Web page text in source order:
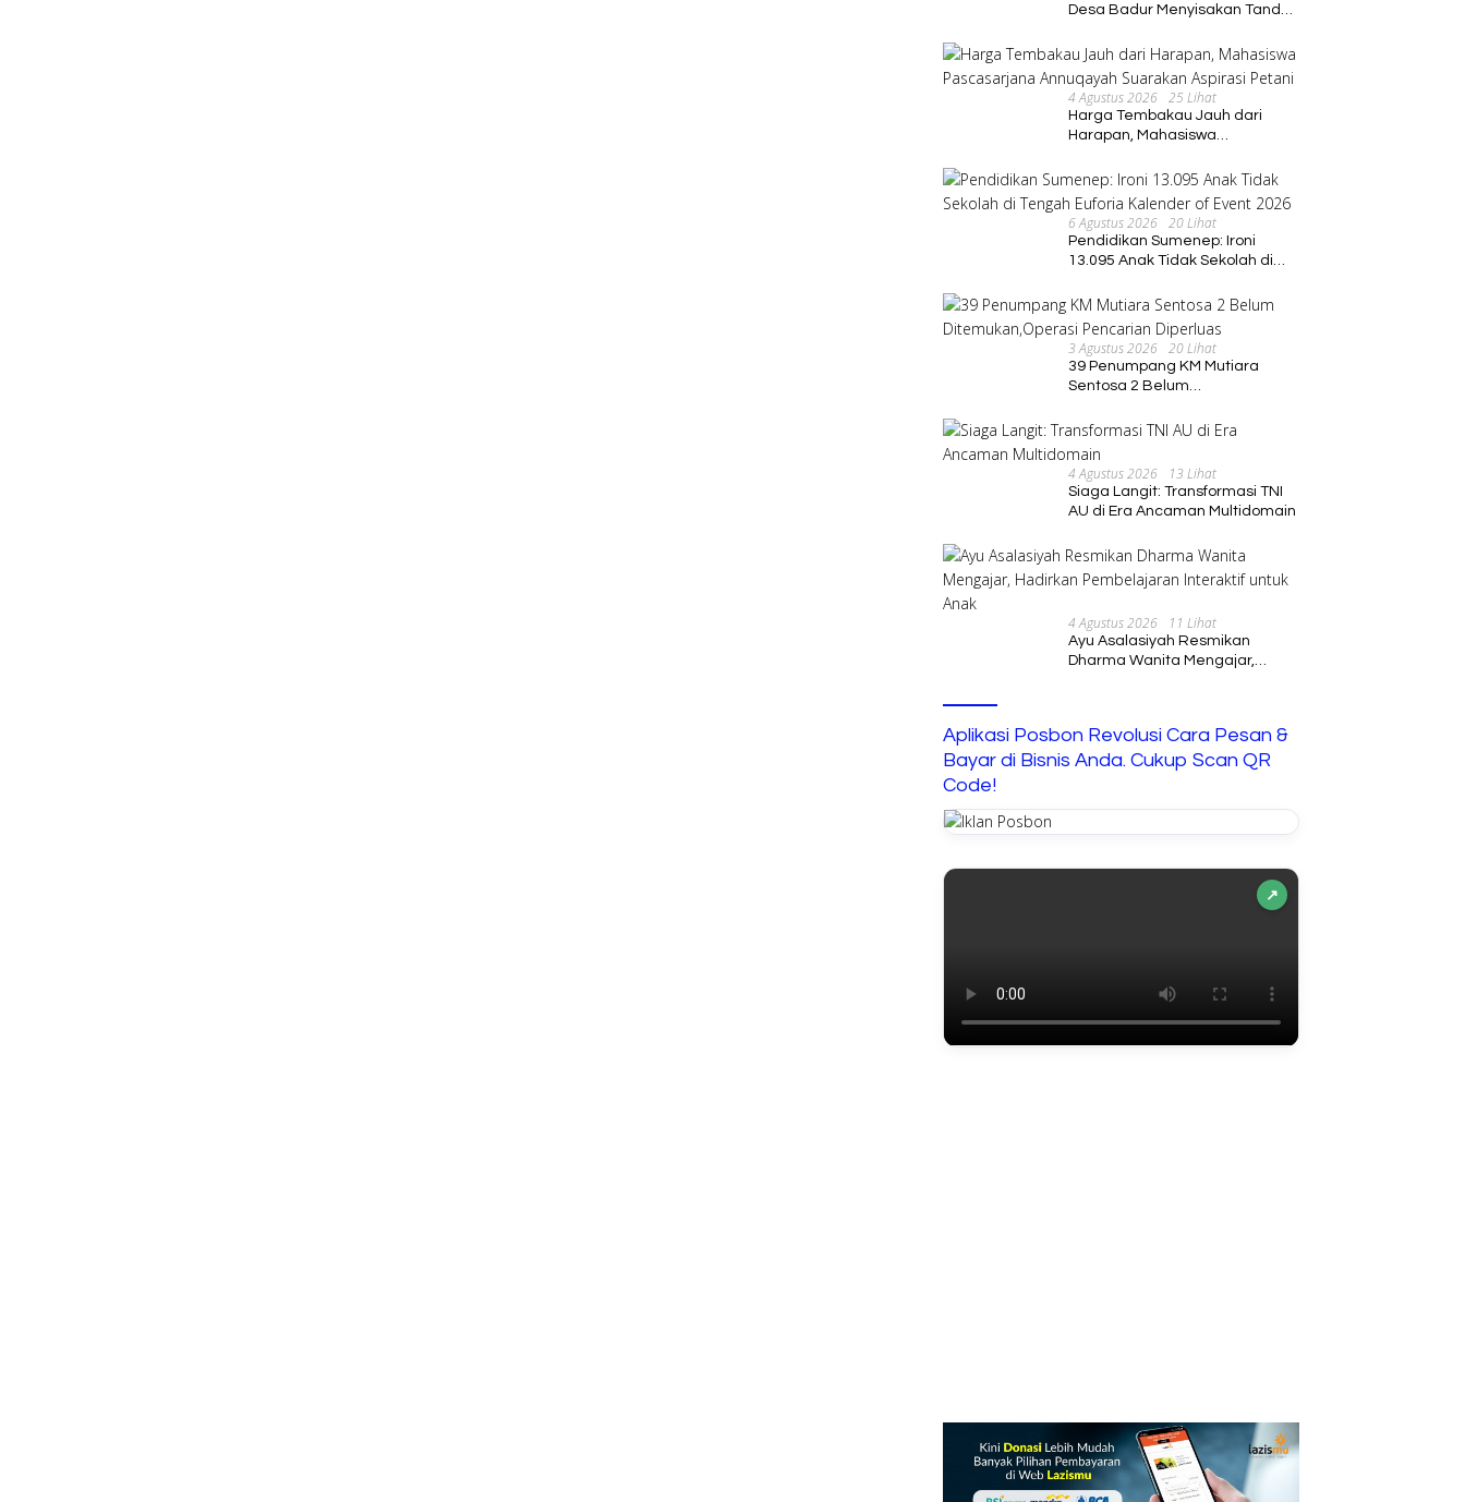
Desa Badur Menyisakan Tanda
Meninggal Di interogasi Oknum
Kadus
4 Agustus 2026 25 Lihat
Harga Tembakau Jauh dari
Harapan, Mahasiswa
Suarakan Aspirasi Petani
6 Agustus 2026 20 Lihat
Pendidikan Sumenep: Ironi
13.095 Anak Tidak Sekolah di
Event 2026
3 Agustus 2026 20 Lihat
39 Penumpang KM Mutiara
Sentosa 2 Belum
Diperluas
4 Agustus 2026 13 Lihat
Siaga Langit: Transformasi TNI
AU di Era Ancaman Multidomain
4 Agustus 2026 11 Lihat
Ayu Asalasiyah Resmikan
Dharma Wanita Mengajar,
Aplikasi Posbon Revolusi Cara Pesan &
Bayar di Bisnis Anda. Cukup Scan QR
Code!
↗